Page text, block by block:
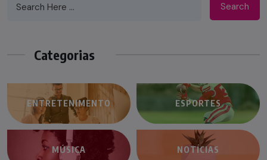
Search
Categorias
ENTRETENIMENTO ESPORTES
MÚSICA NOTÍCIAS